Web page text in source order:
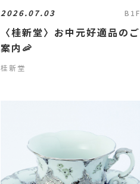
2026.07.03 B1F
〈桂新堂〉お中元好適品のご
案内🦐
桂新堂